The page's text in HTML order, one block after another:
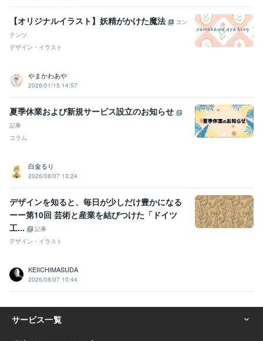
【オリジナルイラスト】妖精がかけた魔法
コン
テンツ
デザイン・イラスト
やまかわあや
2026/01/15 14:57
夏季休業および新規サービス設立のお知らせ
記事
コラム
白金るり
2026/08/07 13:24
デザインを知ると、毎日が少しだけ豊かになる
ーー第10回 芸術と産業を結びつけた「ドイツ
工...
記事
デザイン・イラスト
KEIICHIMASUDA
2026/08/07 10:44